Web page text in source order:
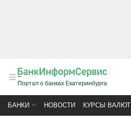
Портал о банках Екатеринбурга
БАНКИ НОВОСТИ КУРСЫ ВАЛЮТ